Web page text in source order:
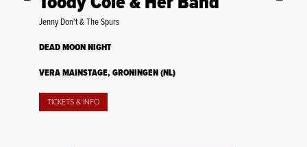
Jenny Don't & The Spurs
DEAD MOON NIGHT
VERA MAINSTAGE, GRONINGEN (NL)
TICKETS & INFO